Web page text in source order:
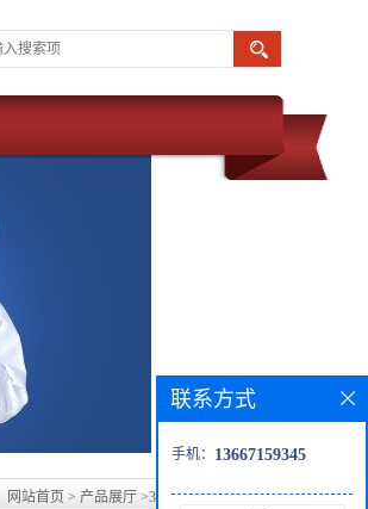
网站首页 > 产品展厅 >3-(三苯甲硫基)丙酸
联系方式
手机： 13667159345